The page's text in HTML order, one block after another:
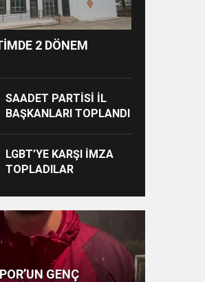
2 DÖNEM
SAADET PARTİSİ İL
BAŞKANLARI TOPLANDI
LGBT’YE KARŞI İMZA
TOPLADILAR
GENÇ